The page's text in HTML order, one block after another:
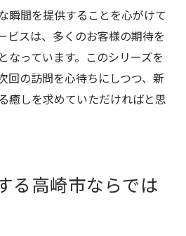
瞬間を提供することを心がけて
ビスは、多くのお客様の期待を
なっています。このシリーズを
回の訪問を心待ちにしつつ、新
癒しを求めていただければと思
る高崎市ならでは